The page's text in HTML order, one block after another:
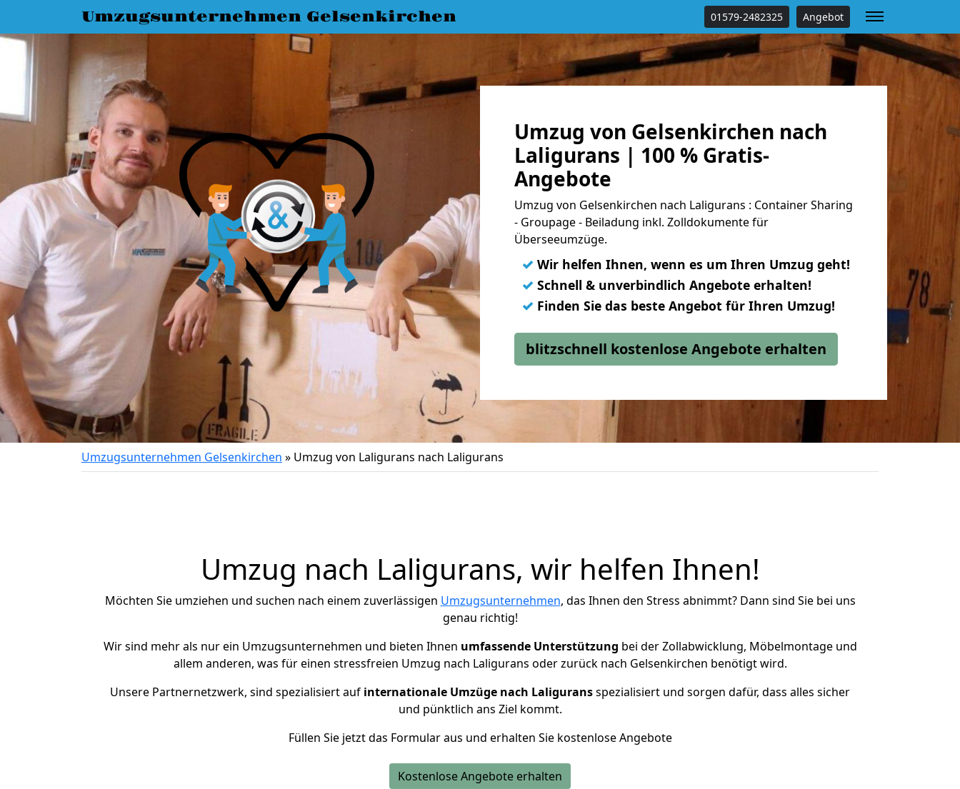
Umzugsunternehmen Gelsenkirchen 01579-2482325 Angebot
Umzug von Gelsenkirchen nach
Laligurans | 100 % Gratis-
Angebote
Umzug von Gelsenkirchen nach Laligurans : Container Sharing
- Groupage - Beiladung inkl. Zolldokumente für
Überseeumzüge.
✓ Wir helfen Ihnen, wenn es um Ihren Umzug geht!
✓ Schnell & unverbindlich Angebote erhalten!
✓ Finden Sie das beste Angebot für Ihren Umzug!
blitzschnell kostenlose Angebote erhalten
Umzugsunternehmen Gelsenkirchen » Umzug von Laligurans nach Laligurans
Umzug nach Laligurans, wir helfen Ihnen!
Möchten Sie umziehen und suchen nach einem zuverlässigen Umzugsunternehmen, das Ihnen den Stress abnimmt? Dann sind Sie bei uns
genau richtig!
Wir sind mehr als nur ein Umzugsunternehmen und bieten Ihnen umfassende Unterstützung bei der Zollabwicklung, Möbelmontage und
allem anderen, was für einen stressfreien Umzug nach Laligurans oder zurück nach Gelsenkirchen benötigt wird.
Unsere Partnernetzwerk, sind spezialisiert auf internationale Umzüge nach Laliguransspezialisiert und sorgen dafür, dass alles sicher
und pünktlich ans Ziel kommt.
Füllen Sie jetzt das Formular aus und erhalten Sie kostenlose Angebote
Kostenlose Angebote erhalten